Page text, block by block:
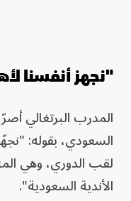
"نجهز أنفسنا
المدرب البرتغالي
السعودي، بقوله:
لقب الدوري، وهي
الأندية السعودية".